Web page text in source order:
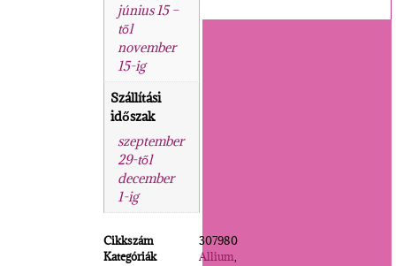
június 15 –
től
november
15-ig
Szállítási
időszak
szeptember
29-től
december
1-ig
Cikkszám
307980
Kategóriák
Allium,